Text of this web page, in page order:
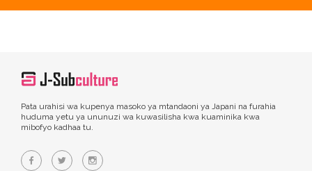
Pata urahisi wa kupenya masoko ya mtandaoni ya Japani na furahia
huduma yetu ya ununuzi wa kuwasilisha kwa kuaminika kwa
mibofyo kadhaa tu.